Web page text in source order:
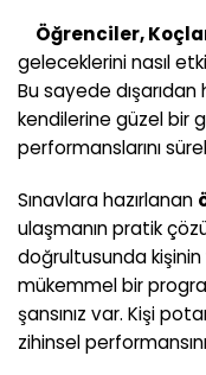
Öğrenciler,
geleceklerini nasıl
Bu sayede
kendilerine güzel bir
performanslarını
Sınavlara hazırlanan
ulaşmanın pratik
doğrultusunda
mükemmel bir
şansınız var. Kişi
zihinsel